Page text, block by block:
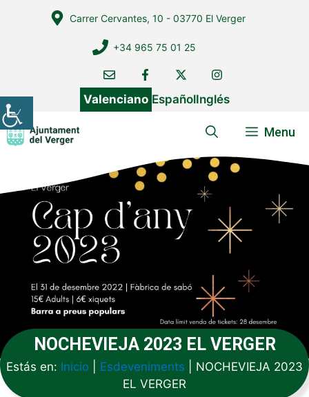
Carrer Cervantes, 10 - 03770 El Verger
+34 965 75 01 25
Valenciano EspañolInglés
Menu
NOCHEVIEJA 2023 EL VERGER
Estás en: Inicio Esdeveniments
NOCHEVIEJA 2023
EL VERGER